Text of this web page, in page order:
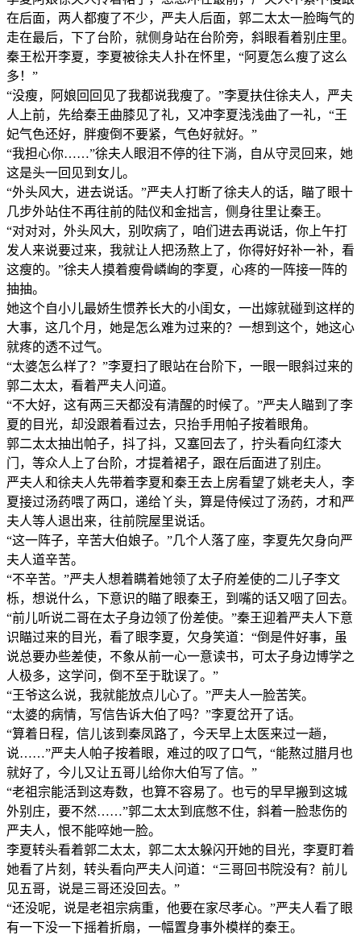
在后面，两人都瘦了不少，严夫人后面，郭二太太一脸晦气的
走在最后，下了台阶，就侧身站在台阶旁，斜眼看着别庄里。
秦王松开李夏，李夏被徐夫人扑在怀里，“阿夏怎么瘦了这么
多！”
“没瘦，阿娘回回见了我都说我瘦了。”李夏扶住徐夫人，严夫
人上前，先给秦王曲膝见了礼，又冲李夏浅浅曲了一礼，“王
妃气色还好，胖瘦倒不要紧，气色好就好。”
“我担心你……”徐夫人眼泪不停的往下淌，自从守灵回来，她
这是头一回见到女儿。
“外头风大，进去说话。”严夫人打断了徐夫人的话，瞄了眼十
几步外站住不再往前的陆仪和金拙言，侧身往里让秦王。
“对对对，外头风大，别吹病了，咱们进去再说话，你上午打
发人来说要过来，我就让人把汤熬上了，你得好好补一补，看
这瘦的。”徐夫人摸着瘦骨嶙峋的李夏，心疼的一阵接一阵的
抽抽。
她这个自小儿最娇生惯养长大的小闺女，一出嫁就碰到这样的
大事，这几个月，她是怎么难为过来的？一想到这个，她这心
就疼的透不过气。
“太婆怎么样了？”李夏扫了眼站在台阶下，一眼一眼斜过来的
郭二太太，看着严夫人问道。
“不大好，这有两三天都没有清醒的时候了。”严夫人瞄到了李
夏的目光，却没跟着看过去，只抬手用帕子按着眼角。
郭二太太抽出帕子，抖了抖，又塞回去了，拧头看向红漆大
门，等众人上了台阶，才提着裙子，跟在后面进了别庄。
严夫人和徐夫人先带着李夏和秦王去上房看望了姚老夫人，李
夏接过汤药喂了两口，递给丫头，算是侍候过了汤药，才和严
夫人等人退出来，往前院屋里说话。
“这一阵子，辛苦大伯娘子。”几个人落了座，李夏先欠身向严
夫人道辛苦。
“不辛苦。”严夫人想着瞒着她领了太子府差使的二儿子李文
栎，想说什么，下意识的瞄了眼秦王，到嘴的话又咽了回去。
“前儿听说二哥在太子身边领了份差使。”秦王迎着严夫人下意
识瞄过来的目光，看了眼李夏，欠身笑道：“倒是件好事，虽
说总要办些差使，不象从前一心一意读书，可太子身边博学之
人极多，这学问，倒不至于耽误了。”
“王爷这么说，我就能放点儿心了。”严夫人一脸苦笑。
“太婆的病情，写信告诉大伯了吗？”李夏岔开了话。
“算着日程，信儿该到秦凤路了，今天早上太医来过一趟，
说……”严夫人帕子按着眼，难过的叹了口气，“能熬过腊月也
就好了，今儿又让五哥儿给你大伯写了信。”
“老祖宗能活到这寿数，也算不容易了。也亏的早早搬到这城
外别庄，要不然……”郭二太太到底憋不住，斜着一脸悲伤的
严夫人，恨不能啐她一脸。
李夏转头看着郭二太太，郭二太太躲闪开她的目光，李夏盯着
她看了片刻，转头看向严夫人问道：“三哥回书院没有？前儿
见五哥，说是三哥还没回去。”
“还没呢，说是老祖宗病重，他要在家尽孝心。”严夫人看了眼
有一下没一下摇着折扇，一幅置身事外模样的秦王。